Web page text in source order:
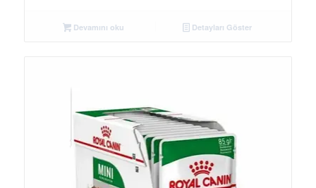
Devamını oku Detayları Göster